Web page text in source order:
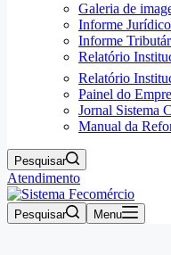
Galeria de
Informe Jurídico
Informe
Relatório
Relatório
Painel do
Jornal Sistema
Manual da
Pesquisar
Atendimento
Pesquisar Menu